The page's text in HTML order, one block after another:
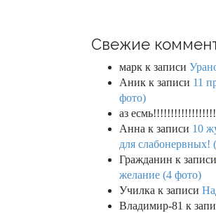
Свежие
марк к записи
Аник к записи 11
фото)
аз
Анна к записи 10
для слабонервных!
Гражданин к записи
желание (4 фото)
Училка к записи
Владимир-81 к